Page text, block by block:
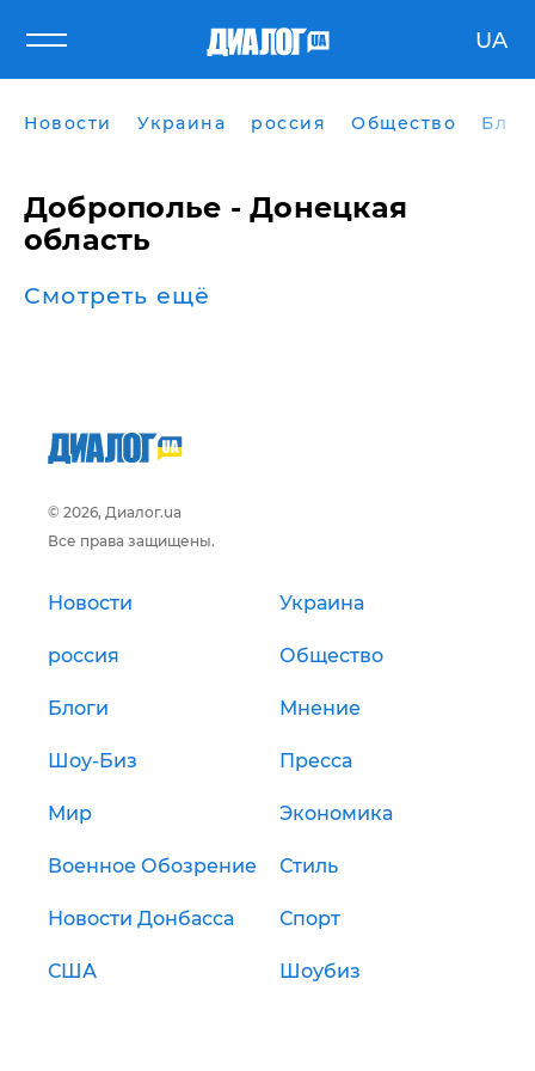
UA
Новости Украина россия Общество
Доброполье - Донецкая
область
Смотреть ещё
© 2026, Диалог.ua
Все права защищены.
Новости Украина
россия Общество
Блоги Мнение
Шоу-Биз Пресса
Мир Экономика
Военное Обозрение Стиль
Новости Донбасса Спорт
США Шоубиз